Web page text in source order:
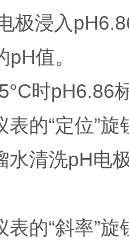
极浸入
值。
时pH6.86
表的“定位”
水清洗pH电
表的“斜率”